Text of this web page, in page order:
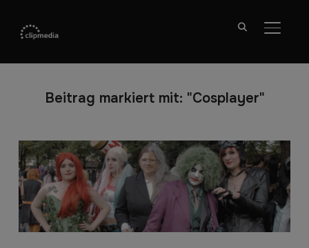
Beitrag markiert mit: "Cosplayer"